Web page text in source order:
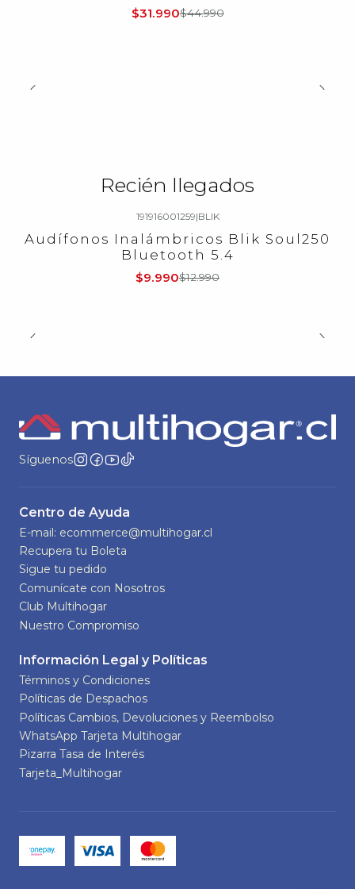
$31.990$44.990
Recién llegados
-23%OFF
191916001259|BLIK
Audífonos Inalámbricos Blik Soul250
Bluetooth 5.4
$9.990$12.990
Síguenos
Centro de Ayuda
E-mail: ecommerce@multihogar.cl
Recupera tu Boleta
Sigue tu pedido
Comunícate con Nosotros
Club Multihogar
Nuestro Compromiso
Información Legal y Políticas
Términos y Condiciones
Políticas de Despachos
Políticas Cambios, Devoluciones y Reembolso
WhatsApp Tarjeta Multihogar
Pizarra Tasa de Interés
Tarjeta_Multihogar